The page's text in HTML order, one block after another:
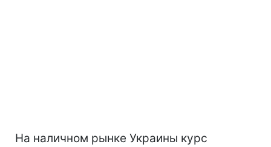
На наличном рынке Украины курс